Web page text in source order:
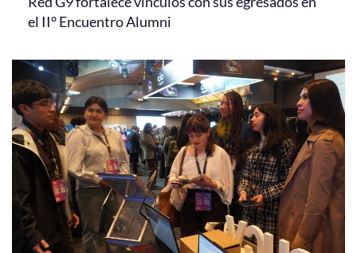
el II° Encuentro Alumni